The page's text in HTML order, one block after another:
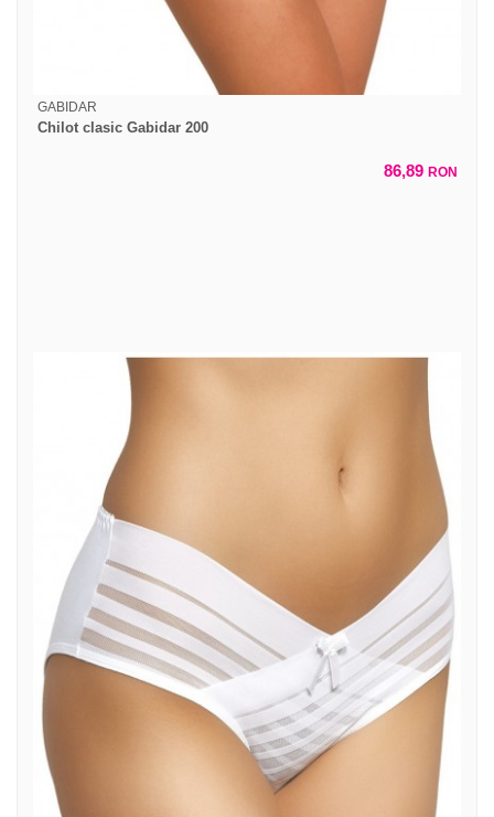
GABIDAR
Chilot clasic Gabidar 200
86,89 RON